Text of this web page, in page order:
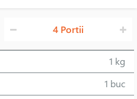
4 Portii
1 kg
1 buc